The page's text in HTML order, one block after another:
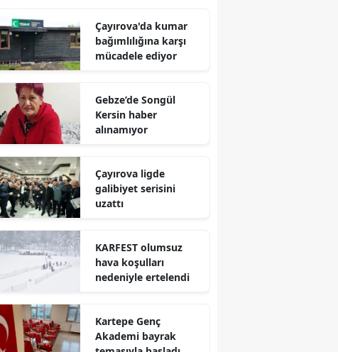
Iğdır
Yalova
Kilis
Düzce
Çayırova'da kumar
bağımlılığına karşı
mücadele ediyor
Gebze’de Songül
Kersin haber
alınamıyor
Çayırova ligde
galibiyet serisini
uzattı
KARFEST olumsuz
hava koşulları
nedeniyle ertelendi
Kartepe Genç
Akademi bayrak